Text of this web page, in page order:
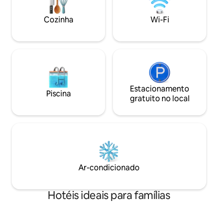
bicicletas e passeios turísticos
disponíveis (mediante pagamento).
Procure-nos no Google para ver
e 23235
Cozinha Wi-Fi
Piscina
Estacionamento
gratuito no local
Ar-condicionado
Hotéis ideais para famílias